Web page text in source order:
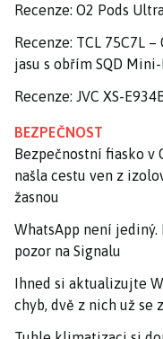
Recenze: O2 Pods
Recenze: TCL 75C7L
jasu s obřím SQD
Recenze: JVC XS-
BEZPEČNOST
Bezpečnostní fiasko v
našla cestu ven z
žasnou
WhatsApp není
pozor na Signalu
Ihned si aktualizujte
chyb, dvě z nich už se